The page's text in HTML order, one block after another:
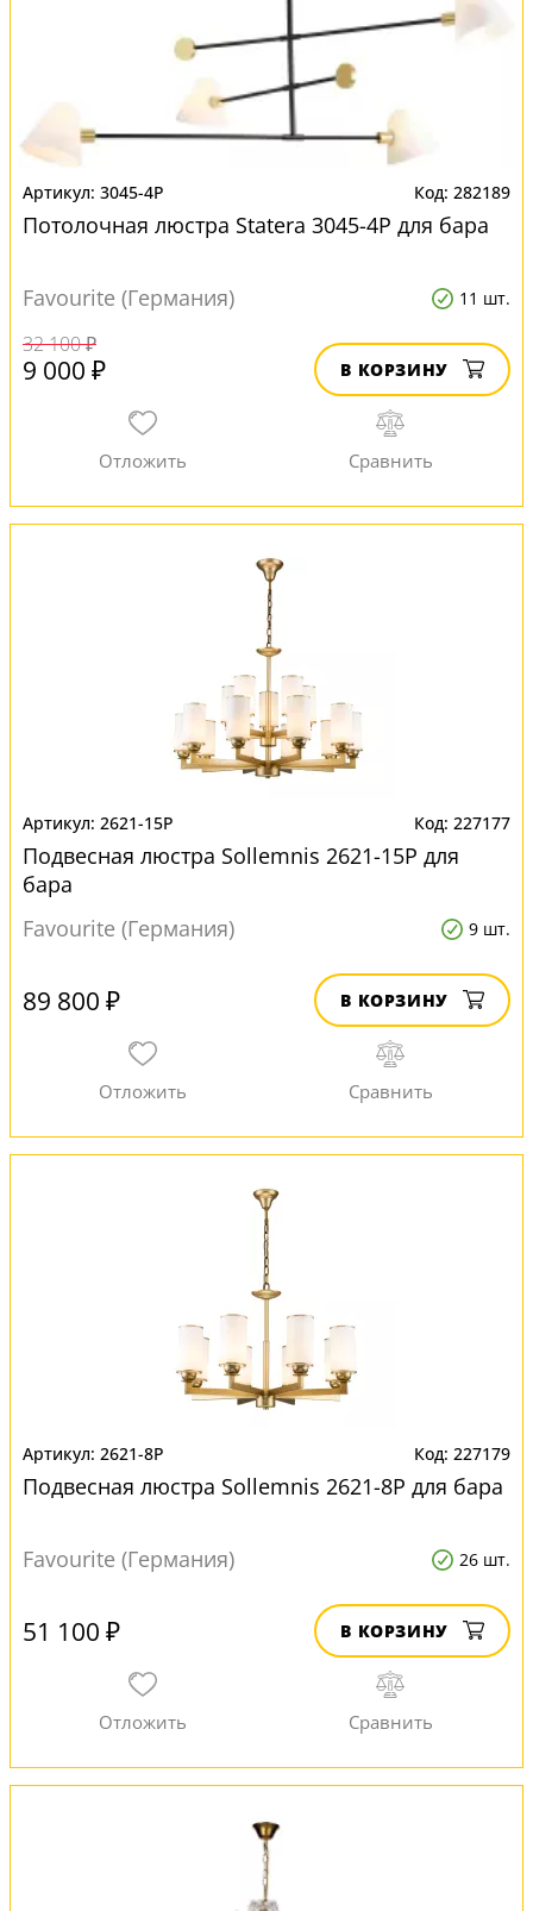
3045-4P 282189
Потолочная люстра Statera 3045-4P для бара
Favourite (Германия) 11 шт.
32 100 ₽
9 000 ₽ В КОРЗИНУ
2621-15P 227177
Подвесная люстра Sollemnis 2621-15P для
бара
Favourite (Германия)
9 шт.
89 800 ₽ В КОРЗИНУ
2621-8P 227179
Подвесная люстра Sollemnis 2621-8P для бара
Favourite (Германия) 26 шт.
51 100 ₽ В КОРЗИНУ